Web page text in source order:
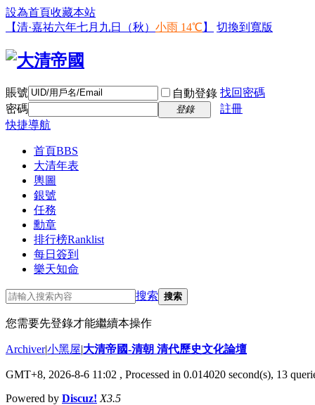
設為首頁收藏本站
【清·嘉祐六年七月九日（秋） 小雨 14℃ 】 切換到寬版
賬號 自動登錄 找回密碼
密碼
登錄
註冊
快捷導航
首頁BBS
大清年表
輿圖
銀號
任務
勳章
排行榜Ranklist
每日簽到
樂天知命
搜索 搜索
您需要先登錄才能繼續本操作
Archiver|小黑屋|大清帝國-清朝 清代歷史文化論壇
GMT+8, 2026-8-6 11:02 , Processed in 0.014020 second(s), 13
Powered by Discuz! X3.5